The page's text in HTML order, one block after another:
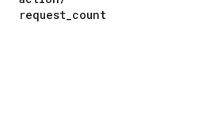
request_count